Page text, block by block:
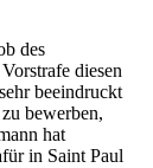
des
diesen
beeindruckt
bewerben,
hat
in Saint Paul